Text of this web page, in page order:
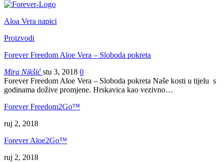
Aloa Vera napici
Proizvodi
Forever Freedom Aloe Vera – Sloboda pokreta
Mira Nikšićstu 3, 2018 0
Forever Freedom Aloe Vera – Sloboda pokreta Naše kosti u tijelu s
godinama dožive promjene. Hrskavica kao vezivno…
Forever Freedom2Go™
ruj 2, 2018
Forever Aloe2Go™
ruj 2, 2018